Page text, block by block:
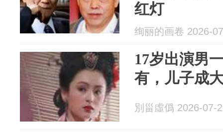
红灯
绚丽的画卷 2026-
17岁出演男
有，儿子成
別甾虛僞 2026-07-